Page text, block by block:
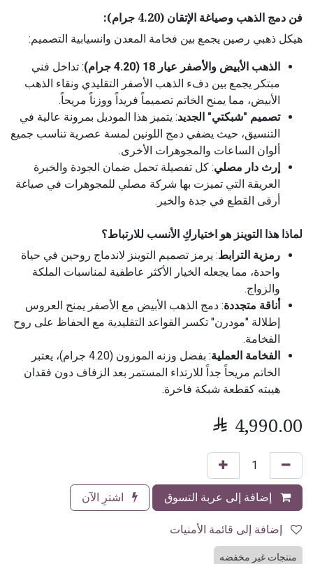
فن دمج الذهب وصياغة الإتقان (4.20 جرام):
هيكل ذهبي رصين يجمع بين فخامة المعدن وانسيابية التصميم:
الذهب الأبيض والأصفر عيار 18 (4.20 جرام)
: تداخل فني
مبتكر يجمع بين دفء الذهب الأصفر التقليدي ونقاء الذهب
الأبيض، مما يمنح الخاتم تصميماً فريداً ووزناً مريحاً.
تصميم "شبكتي" الجديد: يتميز هذا الموديل بمرونة عالية في
التنسيق، حيث يضفي دمج اللونين لمسة عصرية تناسب جميع
ألوان الساعات والمجوهرات الأخرى.
إرث دار مصلي: كل تفصيلة تحمل ضمان الجودة والخبرة
العريقة التي تميزت بها شركة مصلي للمجوهرات في صياغة
أرقى القطع في جدة والخبر.
لماذا هذا التوينز هو اختياركِ الأنسب للارتباط؟
رمزية الترابط: يرمز تصميم التوينز لاندماج روحين في حياة
واحدة، مما يجعله الخيار الأكثر عاطفية لمناسبات الملكة
والزواج.
أناقة متجددة: دمج الذهب الأبيض مع الأصفر يمنح العروس
إطلالة "مودرن" تكسر القواعد التقليدية مع الحفاظ على روح
الفخامة.
الفخامة العملية
: بفضل وزنه الموزون (4.20 جرام)، يعتبر
الخاتم مريحاً جداً للارتداء المستمر بعد الزفاف دون فقدان
هيبته كقطعة شبكة فاخرة.
 4,990.00
إضافة إلى عربة التسوق اشترِ الآن
منتجات غير مخفضه